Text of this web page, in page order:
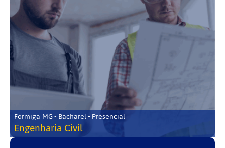
Formiga-MG • Bacharel • Presencial
Engenharia Civil